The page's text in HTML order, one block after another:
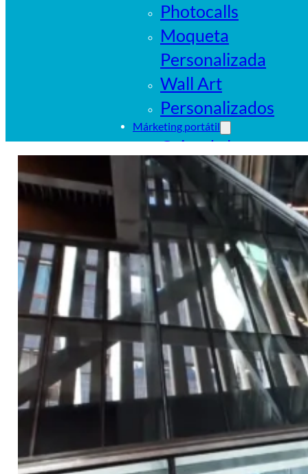
Photocalls
Moqueta
Personalizada
Wall Art
Personalizados
Márketing portátil
Cajas de luz
portátiles
Sistemas
Pop Ups
Banderas
Carpas
Contacto